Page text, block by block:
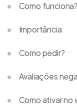
Como funciona?
Importância
Como pedir?
Avaliações
Como ativar no